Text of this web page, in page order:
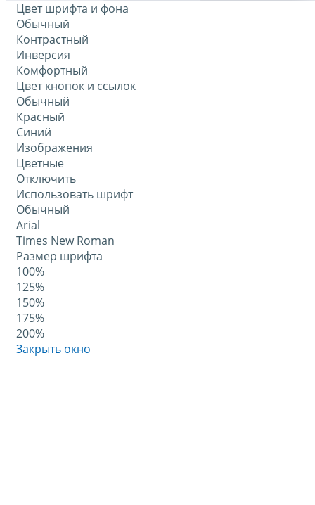
Цвет шрифта и фона
Обычный
Контрастный
Инверсия
Комфортный
Цвет кнопок и ссылок
Обычный
Красный
Синий
Изображения
Цветные
Отключить
Использовать шрифт
Обычный
Arial
Times New Roman
Размер шрифта
100%
125%
150%
175%
200%
Закрыть окно